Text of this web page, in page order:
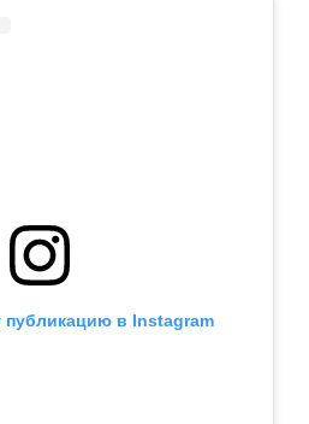
публикацию в Instagram